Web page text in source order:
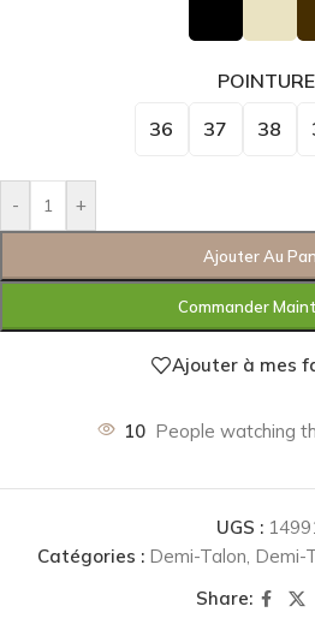
POINTURE
36 37 38
- +
Ajouter Au
Commander
Ajouter à mes
10 People watching
UGS :
Catégories : Demi-Talon Demi-
Share: